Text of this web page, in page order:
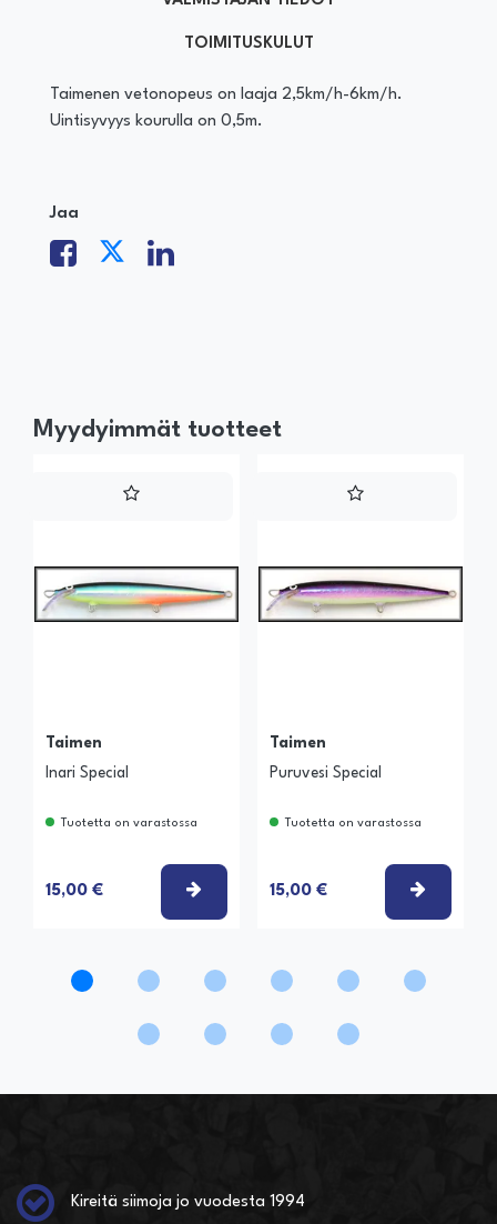
TOIMITUSKULUT
Taimenen vetonopeus on laaja 2,5km/h-6km/h.
Uintisyvyys kourulla on 0,5m.
Jaa
Myydyimmät tuotteet
Taimen
Inari Special
Tuotetta on varastossa
15,00 € VALITSE VAIHTOEHTO
Taimen
Puruvesi Special
Tuotetta on varastossa
15,00 €
Kireitä siimoja jo vuodesta 1994